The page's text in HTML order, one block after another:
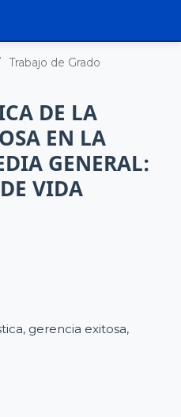
Trabajo de Grado
DE LA
EN LA
GENERAL:
VIDA
gerencia exitosa,